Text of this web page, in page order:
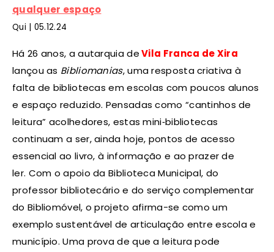
qualquer espaço
Qui | 05.12.24
Há 26 anos, a autarquia deVila Franca de Xira
lançou as Bibliomanias, uma resposta criativa à
falta de bibliotecas em escolas com poucos alunos
e espaço reduzido. Pensadas como “cantinhos de
leitura” acolhedores, estas mini‑bibliotecas
continuam a ser, ainda hoje, pontos de acesso
essencial ao livro, à informação e ao prazer de
ler. Com o apoio da Biblioteca Municipal, do
professor bibliotecário e do serviço complementar
do Bibliomóvel, o projeto afirma-se como um
exemplo sustentável de articulação entre escola e
município. Uma prova de que a leitura pode